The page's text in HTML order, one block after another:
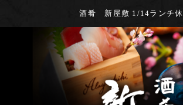
酒肴 新屋敷 1/14ランチ休